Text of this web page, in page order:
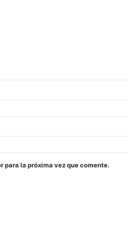
para la próxima vez que comente.